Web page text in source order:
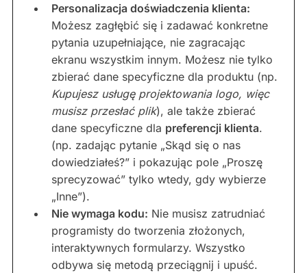
Personalizacja doświadczenia klienta:
Możesz zagłębić się i zadawać konkretne
pytania uzupełniające, nie zagracając
ekranu wszystkim innym. Możesz nie tylko
zbierać dane specyficzne dla produktu (np.
Kupujesz usługę projektowania logo, więc
musisz przesłać plik), ale także zbierać
dane specyficzne dla preferencji klienta.
(np. zadając pytanie „Skąd się o nas
dowiedziałeś?” i pokazując pole „Proszę
sprecyzować” tylko wtedy, gdy wybierze
„Inne”).
Nie wymaga kodu: Nie musisz zatrudniać
programisty do tworzenia złożonych,
interaktywnych formularzy. Wszystko
odbywa się metodą przeciągnij i upuść.